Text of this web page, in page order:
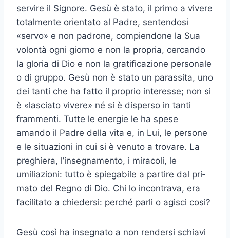
servire il Signore. Gesù è stato, il primo a vivere
totalmente orientato al Padre, sentendosi
«servo» e non padrone, compiendone la Sua
volontà ogni giorno e non la propria, cercando
la gloria di Dio e non la gratificazione personale
o di gruppo. Gesù non è stato un parassita, uno
dei tanti che ha fatto il proprio interesse; non si
è «lasciato vivere» né si è disperso in tanti
frammenti. Tutte le energie le ha spese
amando il Padre della vita e, in Lui, le persone
e le situazioni in cui si è venuto a trovare. La
preghiera, l’insegnamento, i miracoli, le
umiliazioni: tutto è spiegabile a partire dal pri­
mato del Regno di Dio. Chi lo incontrava, era
facilitato a chiedersi: perché parli o agisci cosi?
Gesù così ha insegnato a non rendersi schiavi